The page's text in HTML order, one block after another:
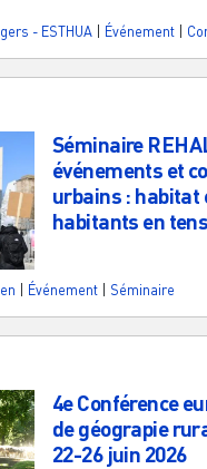
- ESTHUA Événement
Séminaire
événements et
urbains : habitat
habitants en
Événement Séminaire
4e Conférence
de géograpie
22-26 juin 2026